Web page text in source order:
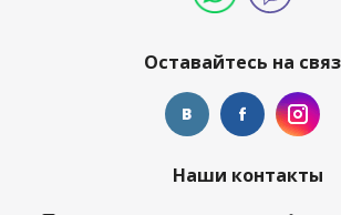
Оставайтесь на
Наши контакты